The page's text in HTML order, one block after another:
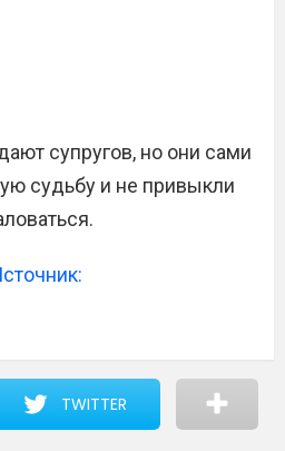
супругов, но они сами
судьбу и не привыкли
TWITTER